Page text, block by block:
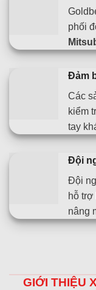
phối
Đảm
Các
kiểm
tay
Đội
Đội
hỗ
nâng
GIỚI THIỆU